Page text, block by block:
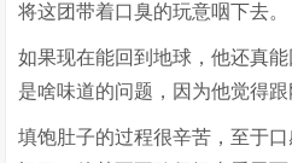
将这团带着口臭的玩意咽下去。
如果现在能回到地球，他还真
是啥味道的问题，因为他觉得
填饱肚子的过程很辛苦，至于